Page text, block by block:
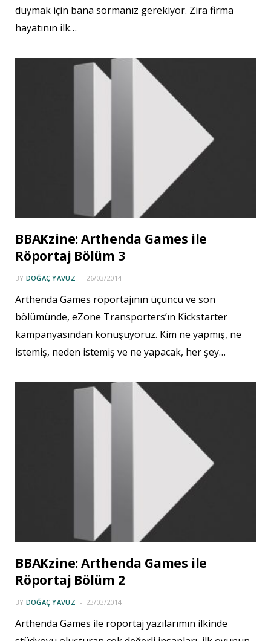
duymak için bana sormanız gerekiyor. Zira firma
hayatının ilk…
BBAKzine: Arthenda Games ile
Röportaj Bölüm 3
BY DOĞAÇ YAVUZ 26/03/2014
Arthenda Games röportajının üçüncü ve son
bölümünde, eZone Transporters’ın Kickstarter
kampanyasından konuşuyoruz. Kim ne yapmış, ne
istemiş, neden istemiş ve ne yapacak, her şey…
BBAKzine: Arthenda Games ile
Röportaj Bölüm 2
BY DOĞAÇ YAVUZ 23/03/2014
Arthenda Games ile röportaj yazılarımın ilkinde